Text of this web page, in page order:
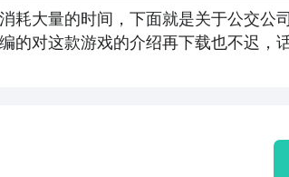
大量的时间，下面就是关于公交公
的对这款游戏的介绍再下载也不迟，